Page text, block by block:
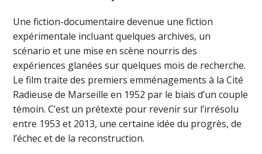
Une fiction-documentaire devenue une fiction
expérimentale incluant quelques archives, un
scénario et une mise en scène nourris des
expériences glanées sur quelques mois de recherche.
Le film traite des premiers emménagements à la Cité
Radieuse de Marseille en 1952 par le biais d’un couple
témoin. C’est un prétexte pour revenir sur l’irrésolu
entre 1953 et 2013, une certaine idée du progrès, de
l’échec et de la reconstruction.